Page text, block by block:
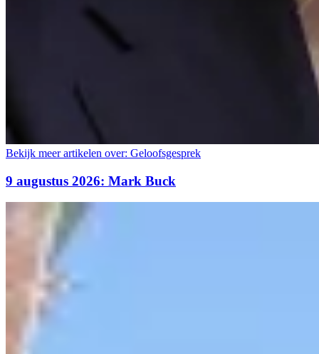
Bekijk meer artikelen over: Geloofsgesprek
9 augustus 2026: Mark Buck